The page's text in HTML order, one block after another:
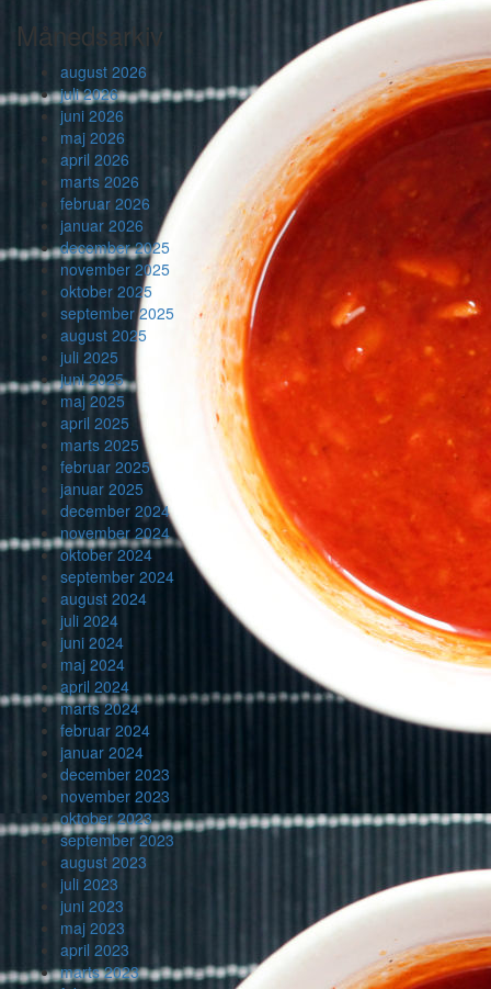
Månedsarkiv
august 2026
juli 2026
juni 2026
maj 2026
april 2026
marts 2026
februar 2026
januar 2026
december 2025
november 2025
oktober 2025
september 2025
august 2025
juli 2025
juni 2025
maj 2025
april 2025
marts 2025
februar 2025
januar 2025
december 2024
november 2024
oktober 2024
september 2024
august 2024
juli 2024
juni 2024
maj 2024
april 2024
marts 2024
februar 2024
januar 2024
december 2023
november 2023
oktober 2023
september 2023
august 2023
juli 2023
juni 2023
maj 2023
april 2023
marts 2023